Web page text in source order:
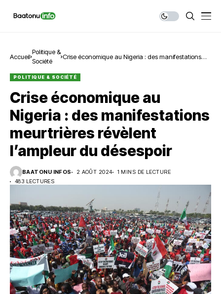
Accueil
Politique &
Société
Crise économique au Nigeria : des manifestations
POLITIQUE & SOCIÉTÉ
Crise économique au
Nigeria : des manifestations
meurtrières révèlent
l’ampleur du désespoir
BAATONU INFOS 2 AOÛT 2024
1 MINS DE LECTURE
483 LECTURES